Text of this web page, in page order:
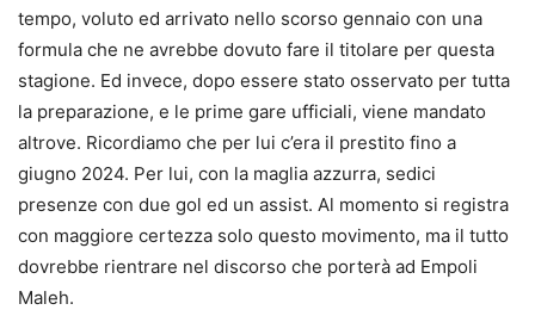
tempo, voluto ed arrivato nello scorso gennaio con una
formula che ne avrebbe dovuto fare il titolare per questa
stagione. Ed invece, dopo essere stato osservato per tutta
la preparazione, e le prime gare ufficiali, viene mandato
altrove. Ricordiamo che per lui c’era il prestito fino a
giugno 2024. Per lui, con la maglia azzurra, sedici
presenze con due gol ed un assist. Al momento si registra
con maggiore certezza solo questo movimento, ma il tutto
dovrebbe rientrare nel discorso che porterà ad Empoli
Maleh.